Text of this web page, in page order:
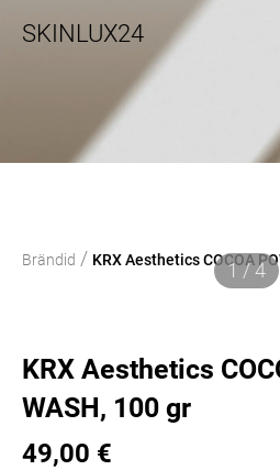
SKINLUX24
Brändid / KRX Aesthetics COCOA
1 / 4
KRX Aesthetics
WASH, 100 gr
49,00 €